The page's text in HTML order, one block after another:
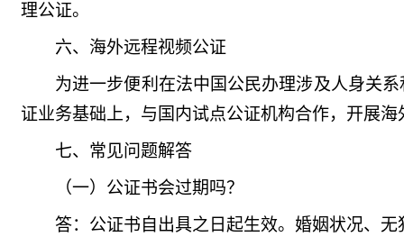
理公证。
六、海外远程视频公证
为进一步便利在法中国公民办理涉及人身关
证业务基础上，与国内试点公证机构合作，开展
七、常见问题解答
（一）公证书会过期吗？
答：公证书自出具之日起生效。婚姻状况、